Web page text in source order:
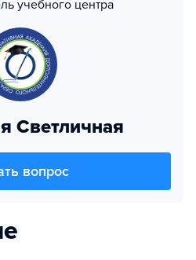
учебного центра
Светличная
вопрос